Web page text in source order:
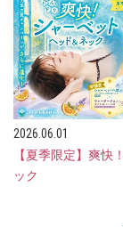
2026.06.01
【夏季限定】爽快
ック